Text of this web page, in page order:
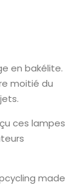
en bakélite.
moitié du
ces lampes
made